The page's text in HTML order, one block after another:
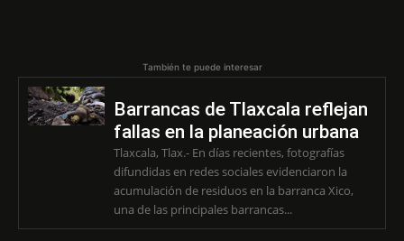
También te puede interesar
Barrancas de Tlaxcala reflejan
fallas en la planeación urbana
Tlaxcala, Tlax.- En días recientes, fotografías
difundidas en redes sociales evidenciaron la
acumulación de residuos en la barranca Xico,
una de las principales barrancas...